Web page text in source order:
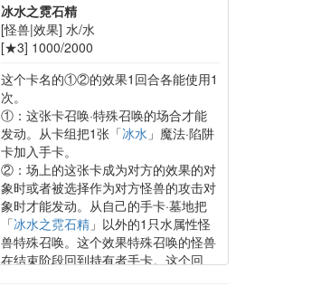
冰水之霓石精
[怪兽|效果] 水/水
[★3] 1000/2000
这个卡名的①②的效果1回合各能使用1
次。
①：这张卡召唤·特殊召唤的场合才能
发动。从卡组把1张「冰水 」魔法·陷阱
卡加入手卡。
②：场上的这张卡成为对方的效果的对
象时或者被选择作为对方怪兽的攻击对
象时才能发动。从自己的手卡·墓地把
「冰水之霓石精 」以外的1只水属性怪
兽特殊召唤。这个效果特殊召唤的怪兽
在结束阶段回到持有者手卡。这个回